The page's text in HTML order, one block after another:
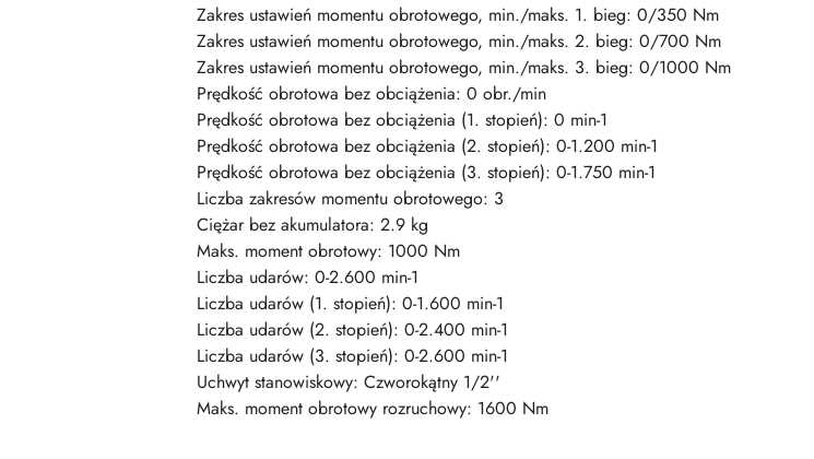
Zakres ustawień momentu obrotowego, min./maks. 1. bieg: 0/350 Nm
Zakres ustawień momentu obrotowego, min./maks. 2. bieg: 0/700 Nm
Zakres ustawień momentu obrotowego, min./maks. 3. bieg: 0/1000 Nm
Prędkość obrotowa bez obciążenia: 0 obr./min
Prędkość obrotowa bez obciążenia (1. stopień): 0 min-1
Prędkość obrotowa bez obciążenia (2. stopień): 0-1.200 min-1
Prędkość obrotowa bez obciążenia (3. stopień): 0-1.750 min-1
Liczba zakresów momentu obrotowego: 3
Ciężar bez akumulatora: 2.9 kg
Maks. moment obrotowy: 1000 Nm
Liczba udarów: 0-2.600 min-1
Liczba udarów (1. stopień): 0-1.600 min-1
Liczba udarów (2. stopień): 0-2.400 min-1
Liczba udarów (3. stopień): 0-2.600 min-1
Uchwyt stanowiskowy: Czworokątny 1/2''
Maks. moment obrotowy rozruchowy: 1600 Nm